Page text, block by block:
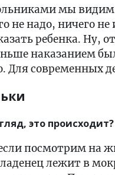
мы
не надо, ничего
ребенка. Ну,
наказанием
Для современных
это происходит?
посмотрим на
лежит в